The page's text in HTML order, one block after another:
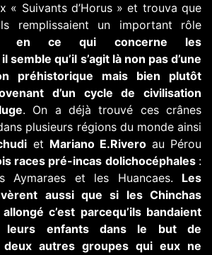
« Suivants d’Horus » et trouva que
remplissaient un important rôle
en ce qui concerne les
semble qu’il s’agit là non pas d’une
préhistorique mais bien plutôt
d’un cycle de civilisation
. On a déjà trouvé ces crânes
plusieurs régions du monde ainsi
et Mariano E.Riveroau Pérou
races pré-incas dolichocéphales :
Aymaraes et les Huancaes. Les
aussi que si les Chinchas
c’est parcequ’ils bandaient
leurs enfants dans le but de
deux autres groupes qui eux ne